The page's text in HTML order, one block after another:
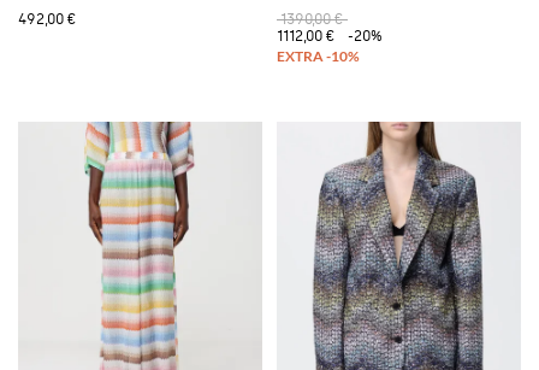
492,00 €
1390,00 €
1112,00 €
-20%